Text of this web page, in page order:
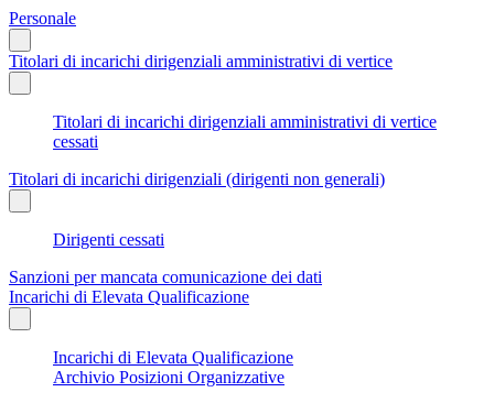
Personale
Titolari di incarichi dirigenziali amministrativi di vertice
Titolari di incarichi dirigenziali amministrativi di vertice
cessati
Titolari di incarichi dirigenziali (dirigenti non generali)
Dirigenti cessati
Sanzioni per mancata comunicazione dei dati
Incarichi di Elevata Qualificazione
Incarichi di Elevata Qualificazione
Archivio Posizioni Organizzative